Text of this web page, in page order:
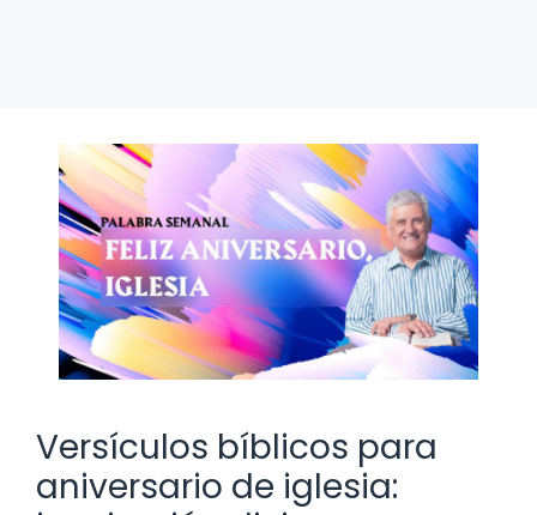
Versículos bíblicos para
aniversario de iglesia: